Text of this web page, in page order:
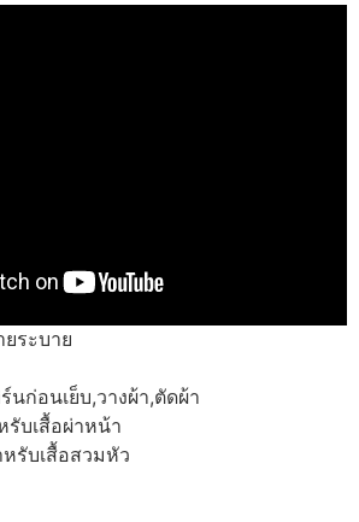
ระบาย
นก่อนเย็บ,วางผ้า,ตัดผ้า
รับเสื้อผ่าหน้า
รับเสื้อสวมหัว